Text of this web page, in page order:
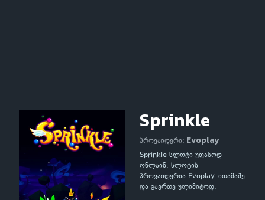
Sprinkle
პროვაიდერი: Evoplay
Sprinkle სლოტი უფასოდ
ონლაინ. სლოტის
პროვაიდერია Evoplay. ითამაშე
და გაერთე ულიმიტოდ.